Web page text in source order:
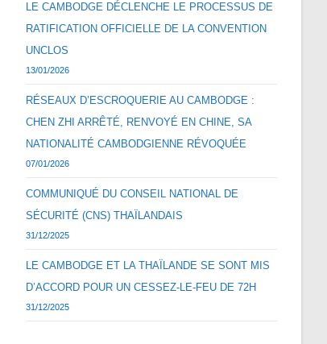
LE CAMBODGE DÉCLENCHE LE PROCESSUS DE
RATIFICATION OFFICIELLE DE LA CONVENTION
UNCLOS
13/01/2026
RÉSEAUX D’ESCROQUERIE AU CAMBODGE :
CHEN ZHI ARRÊTÉ, RENVOYÉ EN CHINE, SA
NATIONALITÉ CAMBODGIENNE RÉVOQUÉE
07/01/2026
COMMUNIQUÉ DU CONSEIL NATIONAL DE
SÉCURITÉ (CNS) THAÏLANDAIS
31/12/2025
LE CAMBODGE ET LA THAÏLANDE SE SONT MIS
D’ACCORD POUR UN CESSEZ-LE-FEU DE 72H
31/12/2025